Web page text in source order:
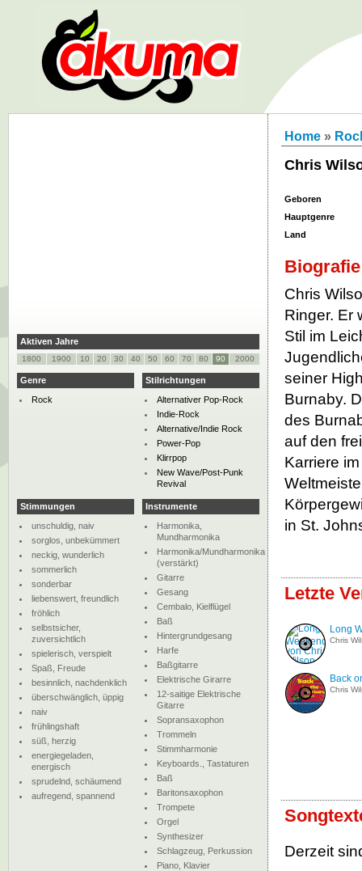
Home »
Chris
Geboren
Hauptgenre
Land
Biografie
Chris
Ringer. Er
Stil im
seiner
Burnaby.
des
auf den
Karriere
in St.
Letzte
Long
Chris
Back
Chris
Derzeit
Aktiven Jahre
1800 1900 10 20 30 40 50 60 70 80 90 2000
Genre
Rock
Stilrichtungen
Alternativer Pop-Rock
Indie-Rock
Alternative/Indie Rock
Power-Pop
Klirrpop
New Wave/Post-Punk
Revival
Stimmungen
unschuldig, naiv
sorglos, unbekümmert
neckig, wunderlich
sommerlich
sonderbar
liebenswert, freundlich
fröhlich
selbstsicher,
zuversichtlich
spielerisch, verspielt
Spaß, Freude
besinnlich, nachdenklich
überschwänglich, üppig
naiv
frühlingshaft
süß, herzig
energiegeladen,
energisch
sprudelnd, schäumend
aufregend, spannend
Instrumente
Harmonika,
Mundharmonika
Harmonika/Mundharmonika
(verstärkt)
Gitarre
Gesang
Cembalo, Kielflügel
Baß
Hintergrundgesang
Harfe
Baßgitarre
Elektrische Girarre
12-saitige Elektrische
Gitarre
Sopransaxophon
Trommeln
Stimmharmonie
Keyboards., Tastaturen
Baß
Baritonsaxophon
Trompete
Orgel
Synthesizer
Schlagzeug, Perkussion
Piano, Klavier